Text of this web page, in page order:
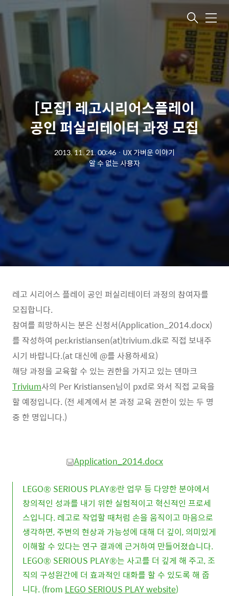
메뉴
[모집] 레고시리어스플레이
공인 퍼실리테이터 과정 모집
2013. 11. 21. 00:46ㆍUX 가벼운 이야기
알 수 없는 사용자
레고 시리어스 플레이 공인 퍼실리테이터 과정의 참여자를
모집합니다.
참여를 희망하시는 분은 신청서(Application_2014.docx)
를 작성하여 per.kristiansen(at)trivium.dk로 직접 보내주
시기 바랍니다.(at 대신에 @를 사용하세요)
해당 과정을 교육할 수 있는 권한을 가지고 있는 덴마크
Trivium사의 Per Kristiansen님이 pxd로 와서 직접 교육을
할 예정입니다. (전 세계에서 본 과정 교육 권한이 있는 두 명
중 한 명입니다.)
Application_2014.docx
LEGO® SERIOUS PLAY®란 업무 등 다양한 분야에서
창의적인 성과를 내기 위한 실험적이고 혁신적인 프로세
스입니다. 레고로 작업할 때처럼 손을 움직이고 마음으로
생각하면, 주변의 현상과 가능성에 대해 더 깊이, 의미있게
이해할 수 있다는 연구 결과에 근거하여 만들어졌습니다.
LEGO® SERIOUS PLAY®는 사고를 더 깊게 해 주고, 조
직의 구성원간에 더 효과적인 대화를 할 수 있도록 해 줍
니다. (from LEGO SERIOUS PLAY website)